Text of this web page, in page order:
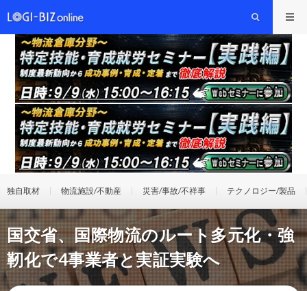
独自取材 物流施設/不動産 災害/事故/不祥事 テクノロジー/製品
国交省、国際物流のルート多元化・強
靭化で4事業者と実証実験へ